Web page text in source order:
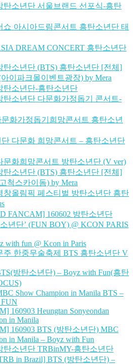
탄소년단 서울브랜드 선포식-흥탄
쇼 아시아드림콘서트 흥탄소년단 태
DREAM CONCERT 흥탄소년단
탄소년단 (BTS) 흥탄소년단 [전체]
아이파크몰이벤트광장) by Mera
탄소년단-흥탄소년단
탄소년단 다문화가정돕기 콘서트-
문화가정돕기희망콘서트 흥탄소년
다문화 희망콘서트 – 흥탄소년단
문화희망콘서트 방탄소년단 (V ver)
탄소년단 (BTS) 흥탄소년단 [전체]
척스카이돔) by Mera
창올림픽 페스티벌 방탄소년단 흥탄
FANCAM] 160602 방탄소년단
년단’ (FUN BOY) @ KCON PARIS
with fun @ Kcon in Paris
주 한중무술축제 BTS 흥탄소년단 V
방탄소년단) – Boyz with Fun(흥탄
Show Champion in Manila BTS –
160903 Heungtan Sonyeondan
in Manila
160903 BTS (방탄소년단) MBC
in Manila – Boyz with Fun
탄소년단 TRBinMY-흥탄소년단
in Brazil] BTS (방탄소년단) –